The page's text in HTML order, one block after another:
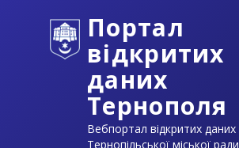
Портал
відкритих
даних
Тернополя
Вебпортал відкритих даних
Тернопільської міської ради